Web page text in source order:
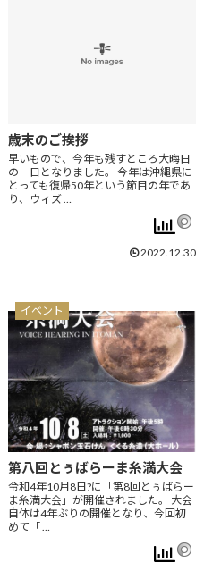
歳末のご挨拶
早いもので、今年も残すところ大晦日
の一日となりました。 今年は沖縄県に
とっても復帰50年という節目の年であ
り、ウィズ …
2022.12.30
イベント
第八回とぅばらーま糸満大会
令和4年10月8日?に「第8回とぅばらー
ま糸満大会」が開催されました。 大会
自体は4年ぶりの開催となり、今回初
めて「 …